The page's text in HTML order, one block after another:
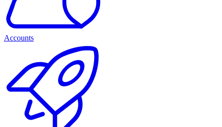
Accounts